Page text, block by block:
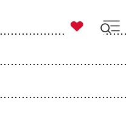

taz zahl ich